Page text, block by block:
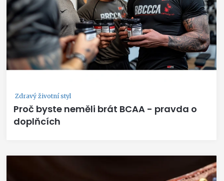
Zdravý životní styl
Proč byste neměli brát BCAA - pravda o
doplňcích